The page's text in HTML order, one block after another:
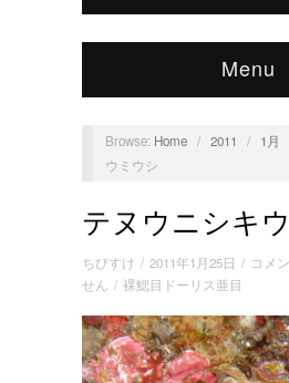
Menu
Browse: Home / 2011 / 1月
ウミウシ
テヌウニシキ
ちびすけ / 2011年1月25日 / テ
ニ
シ
キ
コメ
せん / 裸鰓目ドーリス亜目